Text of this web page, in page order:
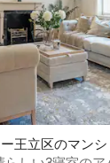
王立区のマンシ